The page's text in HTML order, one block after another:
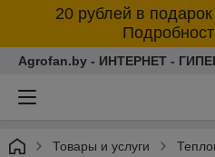
20 рублей в
Agrofan.by - ИНТЕРНЕТ -
Товары и услуги